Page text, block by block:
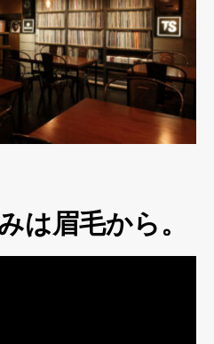
は眉毛から。